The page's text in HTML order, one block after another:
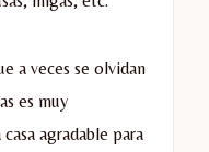
a veces se olvidan
es muy
agradable para